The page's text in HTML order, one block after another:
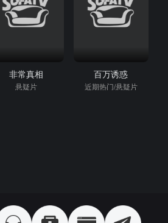
非常真相
悬疑片
百万诱惑
近期热门/悬疑片